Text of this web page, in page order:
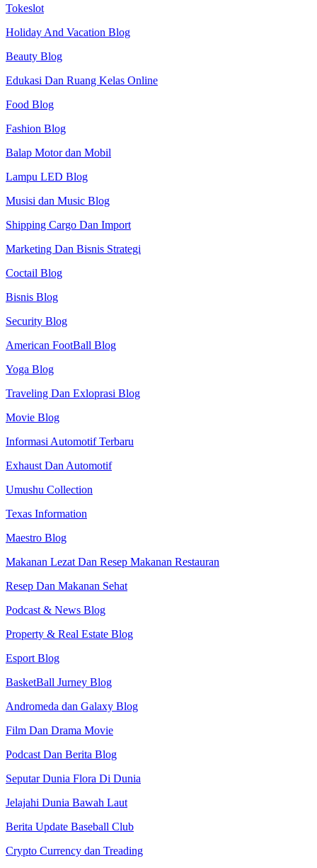
Tokeslot
Holiday And Vacation Blog
Beauty Blog
Edukasi Dan Ruang Kelas Online
Food Blog
Fashion Blog
Balap Motor dan Mobil
Lampu LED Blog
Musisi dan Music Blog
Shipping Cargo Dan Import
Marketing Dan Bisnis Strategi
Coctail Blog
Bisnis Blog
Security Blog
American FootBall Blog
Yoga Blog
Traveling Dan Exloprasi Blog
Movie Blog
Informasi Automotif Terbaru
Exhaust Dan Automotif
Umushu Collection
Texas Information
Maestro Blog
Makanan Lezat Dan Resep Makanan Restauran
Resep Dan Makanan Sehat
Podcast & News Blog
Property & Real Estate Blog
Esport Blog
BasketBall Jurney Blog
Andromeda dan Galaxy Blog
Film Dan Drama Movie
Podcast Dan Berita Blog
Seputar Dunia Flora Di Dunia
Jelajahi Dunia Bawah Laut
Berita Update Baseball Club
Crypto Currency dan Treading